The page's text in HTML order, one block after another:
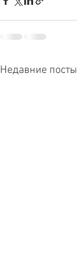
Недавние посты